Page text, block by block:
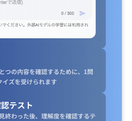
つの内容を確認するために、1問
イズを受けられます
テスト
終わった後、理解度を確認するテ